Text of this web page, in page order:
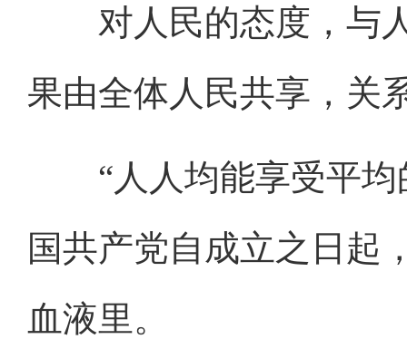
对人民的态度，与人
果由全体人民共享，关
“人人均能享受平均
国共产党自成立之日起
血液里。